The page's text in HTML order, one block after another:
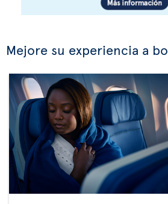
Mejore su experiencia a